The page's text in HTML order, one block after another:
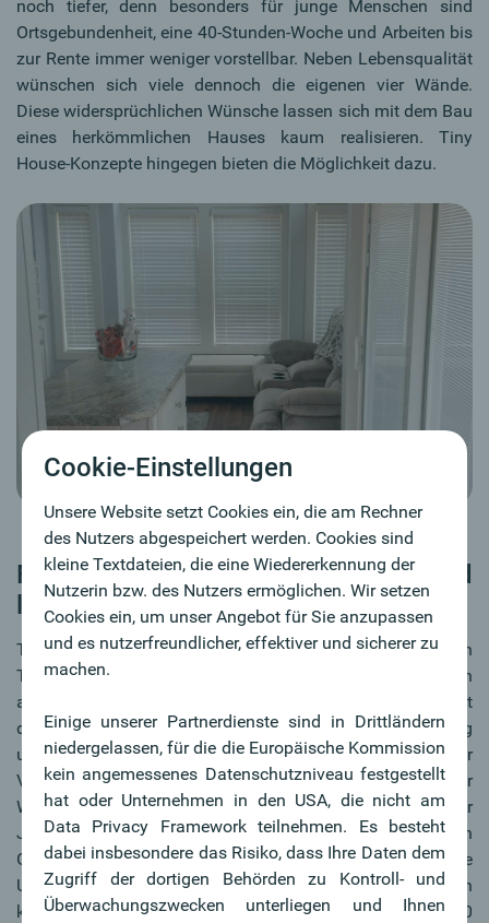
noch tiefer, denn besonders für junge Menschen sind
Ortsgebundenheit, eine 40-Stunden-Woche und Arbeiten bis
zur Rente immer weniger vorstellbar. Neben Lebensqualität
wünschen sich viele dennoch die eigenen vier Wände.
Diese widersprüchlichen Wünsche lassen sich mit dem Bau
eines herkömmlichen Hauses kaum realisieren. Tiny
House-Konzepte hingegen bieten die Möglichkeit dazu.
Flexibilität, Unabhängigkeit und
leichtere Finanzierbarkeit
Tiny Houses gibt es sowohl auf Rädern zum schnellen
Transport an einen anderen Ort oder als fixe Ausführungen
auf einem Punktfundament. Beiden gemeinsam ist meist
die Ausstattung mit Photovoltaik, Wassertanks, Heizung
und Abwasserbehältnis. Bei der beweglichen Version ist der
Vorteil, dass sie mit einem PKW wie ein gewöhnlicher
Wohnwagen transportiert werden können. Wenn ein neuer
Job winkt, ist der Umzug schnell gemacht. Hinsichtlich
Größe und Ausstattung eines Tiny House gibt es große
Unterschiede und eine Bandbreite an Lösungen. In Berlin
können sich Studenten ein Tiny House von 10
Cookie-Einstellungen
Unsere Website setzt Cookies ein, die am Rechner
des Nutzers abgespeichert werden. Cookies sind
kleine Textdateien, die eine Wiedererkennung der
Nutzerin bzw. des Nutzers ermöglichen. Wir setzen
Cookies ein, um unser Angebot für Sie anzupassen
und es nutzerfreundlicher, effektiver und sicherer zu
machen.
Einige unserer Partnerdienste sind in Drittländern
niedergelassen, für die die Europäische Kommission
kein angemessenes Datenschutzniveau festgestellt
hat oder Unternehmen in den USA, die nicht am
Data Privacy Framework teilnehmen. Es besteht
dabei insbesondere das Risiko, dass Ihre Daten dem
Zugriff der dortigen Behörden zu Kontroll- und
Überwachungszwecken unterliegen und Ihnen